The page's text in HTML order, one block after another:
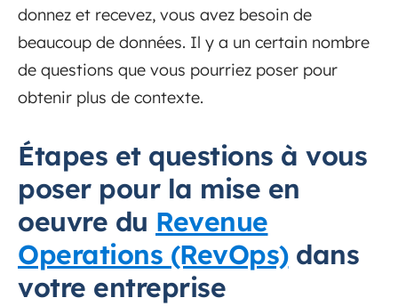
donnez et recevez, vous avez besoin de
beaucoup de données. Il y a un certain nombre
de questions que vous pourriez poser pour
obtenir plus de contexte.
Étapes et questions à vous
poser pour la mise en
oeuvre du Revenue
Operations (RevOps)dans
votre entreprise